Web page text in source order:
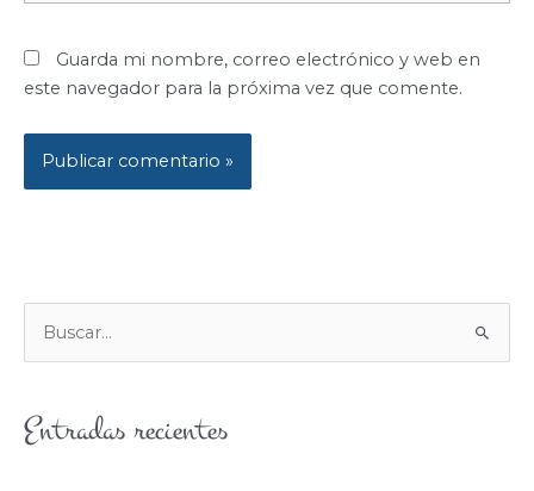
Guarda mi nombre, correo electrónico y web en
este navegador para la próxima vez que comente.
U
C
Entradas recientes